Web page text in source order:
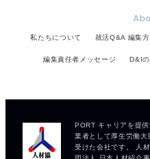
私たちについて 就活Q&A 編集
編集責任者メッセージ D&I